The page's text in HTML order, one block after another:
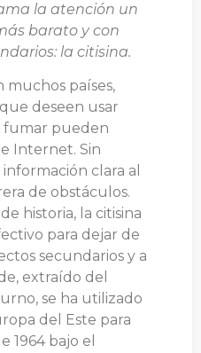
la atención un
barato y con
la citisina.
muchos países,
deseen usar
fumar pueden
Internet. Sin
clara al
de obstáculos.
historia, la citisina
para dejar de
secundarios y a
extraído del
se ha utilizado
del Este para
1964 bajo el